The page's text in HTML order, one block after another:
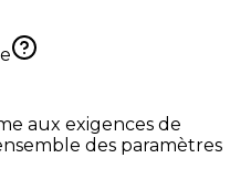
aux exigences de
des paramètres